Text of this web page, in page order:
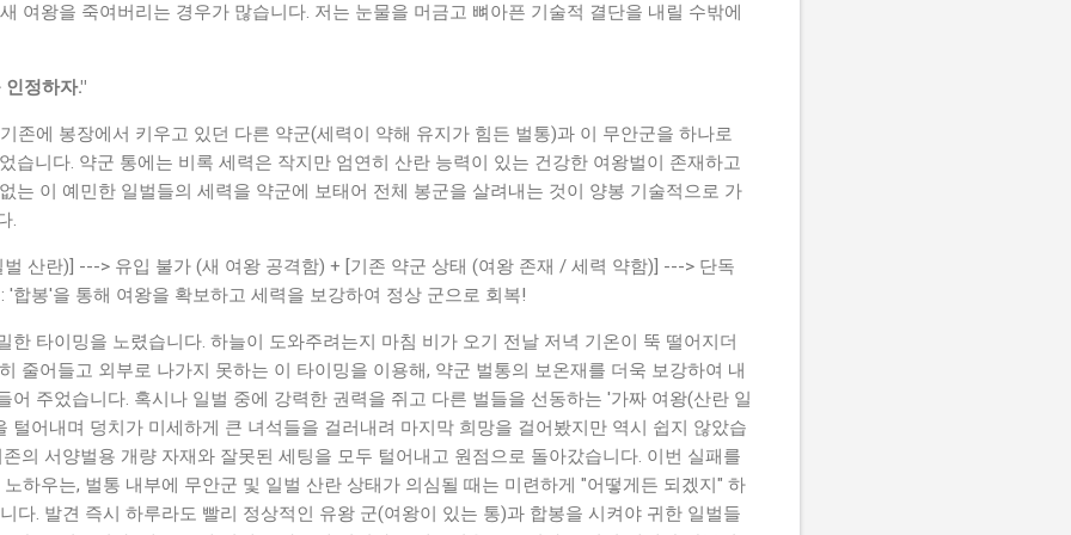
여왕을 죽여버리는 경우가 많습니다. 저는 눈물을 머금고 뼈아픈 기술적 결단을 내릴 수밖에
정하자."
존에 봉장에서 키우고 있던 다른 약군(세력이 약해 유지가 힘든 벌통)과 이 무안군을 하나로
습니다. 약군 통에는 비록 세력은 작지만 엄연히 산란 능력이 있는 건강한 여왕벌이 존재하고
는 이 예민한 일벌들의 세력을 약군에 보태어 전체 봉군을 살려내는 것이 양봉 기술적으로 가
.
산란)] ---> 유입 불가 (새 여왕 공격함) + [기존 약군 상태 (여왕 존재 / 세력 약함)] ---> 단독
'합봉'을 통해 여왕을 확보하고 세력을 보강하여 정상 군으로 회복!
한 타이밍을 노렸습니다. 하늘이 도와주려는지 마침 비가 오기 전날 저녁 기온이 뚝 떨어지더
줄어들고 외부로 나가지 못하는 이 타이밍을 이용해, 약군 벌통의 보온재를 더욱 보강하여 내
어 주었습니다. 혹시나 일벌 중에 강력한 권력을 쥐고 다른 벌들을 선동하는 '가짜 여왕(산란 일
털어내며 덩치가 미세하게 큰 녀석들을 걸러내려 마지막 희망을 걸어봤지만 역시 쉽지 않았습
의 서양벌용 개량 자재와 잘못된 세팅을 모두 털어내고 원점으로 돌아갔습니다. 이번 실패를
하우는, 벌통 내부에 무안군 및 일벌 산란 상태가 의심될 때는 미련하게 "어떻게든 되겠지" 하
다. 발견 즉시 하루라도 빨리 정상적인 유왕 군(여왕이 있는 통)과 합봉을 시켜야 귀한 일벌들